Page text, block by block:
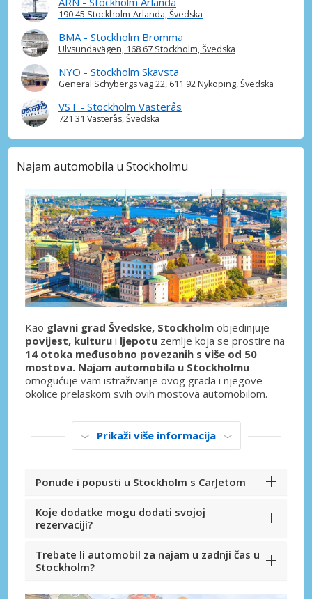
Stockholm, Vasastan
Stockholm, Vasastan, Švedska
Upplands Väsby Grad
190 45 Stockholm-Arlanda, Švedska
BMA - Stockholm Bromma
Ulvsundavägen, 168 67 Stockholm, Švedska
NYO - Stockholm Skavsta
General Schybergs väg 22, 611 92 Nyköping, Švedska
VST - Stockholm Västerås
721 31 Västerås, Švedska
Najam automobila u Stockholmu
Kao glavni grad Švedske, Stockholm objedinjuje
povijest, kulturu i ljepotu zemlje koja se prostire na
14 otoka međusobno povezanih s više od 50
mostova. Najam automobila u Stockholmu
omogućuje vam istraživanje ovog grada i njegove
okolice prelaskom svih ovih mostova automobilom.
Prikaži više informacija
Ponude i popusti u Stockholm s CarJetom
Koje dodatke mogu dodati svojoj
rezervaciji?
Trebate li automobil za najam u zadnji čas u
Stockholm?